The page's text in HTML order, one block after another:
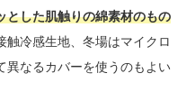
とした肌触りの綿素材のもの
触冷感生地、冬場はマイクロ
異なるカバーを使うのもよい